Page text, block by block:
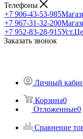
Телефоны
+7 906-43-53-985
+7 967-31-32-200
+7 952-83-28-915
Заказать звонок
Личный
Корзина0
Отложенные0
Сравнение